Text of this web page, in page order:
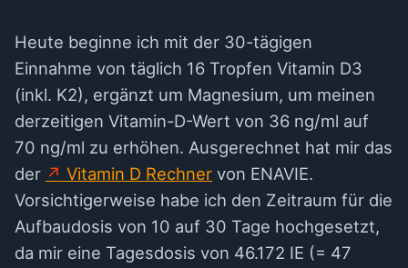
Heute beginne ich mit der 30-tägigen
Einnahme von täglich 16 Tropfen Vitamin D3
(inkl. K2), ergänzt um Magnesium, um meinen
derzeitigen Vitamin-D-Wert von 36 ng/ml auf
70 ng/ml zu erhöhen. Ausgerechnet hat mir das
der
Vitamin D Rechner von ENAVIE.
Vorsichtigerweise habe ich den Zeitraum für die
Aufbaudosis von 10 auf 30 Tage hochgesetzt,
da mir eine Tagesdosis von 46.172 IE (= 47